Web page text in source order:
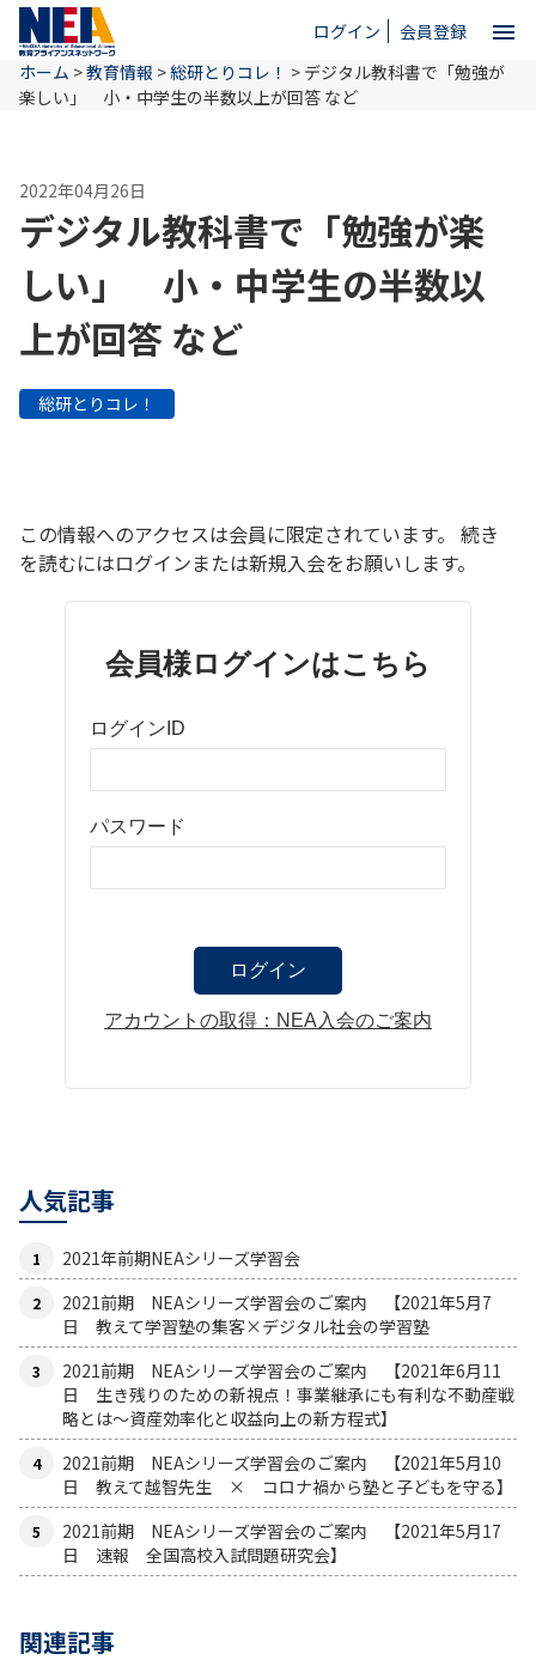
ログイン 会員登録 menu
ホーム
NEAとは
教育情報
お問い合わせ
ホーム >教育情報 >総研とりコレ！ > デジタル教科書で「勉強が
楽しい」 小・中学生の半数以上が回答 など
2022年04月26日
デジタル教科書で「勉強が楽
しい」 小・中学生の半数以
上が回答 など
総研とりコレ！
この情報へのアクセスは会員に限定されています。 続き
を読むにはログインまたは新規入会をお願いします。
会員様ログインはこちら
ログインID
パスワード
アカウントの取得：NEA入会のご案内
人気記事
2021年前期NEAシリーズ学習会
2021前期 NEAシリーズ学習会のご案内 【2021年5月7
日 教えて学習塾の集客×デジタル社会の学習塾
2021前期 NEAシリーズ学習会のご案内 【2021年6月11
日 生き残りのための新視点！事業継承にも有利な不動産戦
略とは〜資産効率化と収益向上の新方程式】
2021前期 NEAシリーズ学習会のご案内 【2021年5月10
日 教えて越智先生 × コロナ禍から塾と子どもを守る】
2021前期 NEAシリーズ学習会のご案内 【2021年5月17
日 速報 全国高校入試問題研究会】
関連記事